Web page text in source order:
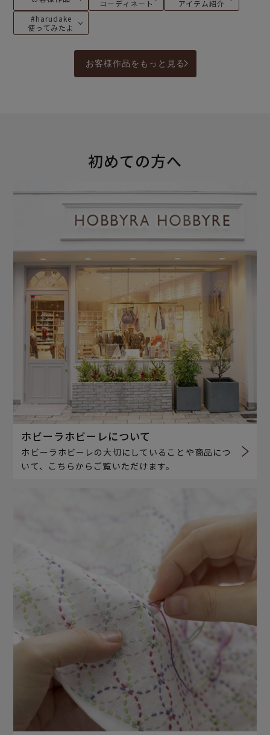
コーディネート
アイテム紹介
#harudake
使ってみたよ
お客様作品をもっと見る
初めての方へ
ホビーラホビーレについて
ホビーラホビーレの大切にしていることや商品につ
いて、こちらからご覧いただけます。